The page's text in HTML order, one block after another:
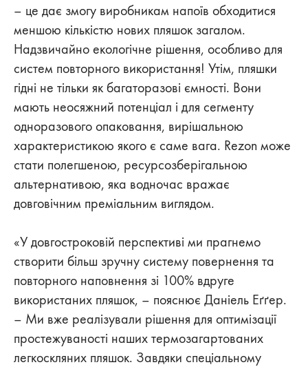
– це дає змогу виробникам напоїв обходитися
меншою кількістю нових пляшок загалом.
Надзвичайно екологічне рішення, особливо для
систем повторного використання! Утім, пляшки
гідні не тільки як багаторазові ємності. Вони
мають неосяжний потенціал і для сегменту
одноразового опаковання, вирішальною
характеристикою якого є саме вага. Rezon може
стати полегшеною, ресурсозберігальною
альтернативою, яка водночас вражає
довговічним преміальним виглядом.
«У довгостроковій перспективі ми прагнемо
створити більш зручну систему повернення та
повторного наповнення зі 100% вдруге
використаних пляшок, – пояснює Даніель Еґґер.
– Ми вже реалізували рішення для оптимізації
простежуваності наших термозагартованих
легкоскляних пляшок. Завдяки спеціальному